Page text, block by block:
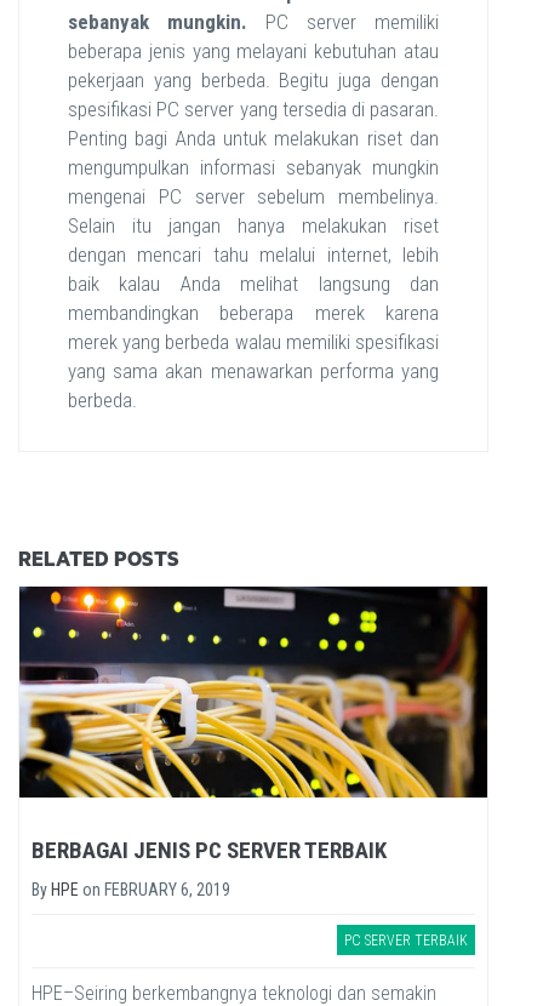
sebanyak mungkin. PC server memiliki
beberapa jenis yang melayani kebutuhan atau
pekerjaan yang berbeda. Begitu juga dengan
spesifikasi PC server yang tersedia di pasaran.
Penting bagi Anda untuk melakukan riset dan
mengumpulkan informasi sebanyak mungkin
mengenai PC server sebelum membelinya.
Selain itu jangan hanya melakukan riset
dengan mencari tahu melalui internet, lebih
baik kalau Anda melihat langsung dan
membandingkan beberapa merek karena
merek yang berbeda walau memiliki spesifikasi
yang sama akan menawarkan performa yang
berbeda.
RELATED POSTS
BERBAGAI JENIS PC SERVER TERBAIK
By HPE on FEBRUARY 6, 2019
PC SERVER TERBAIK
HPE–Seiring berkembangnya teknologi dan semakin